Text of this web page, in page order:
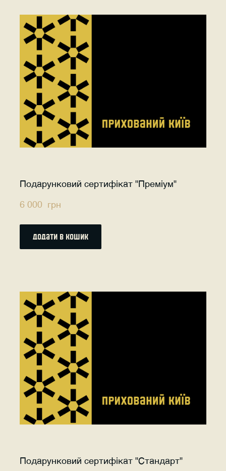
Подарунковий сертифікат "Преміум"
6 000  грн
додати в кошик
Подарунковий сертифікат "Стандарт"